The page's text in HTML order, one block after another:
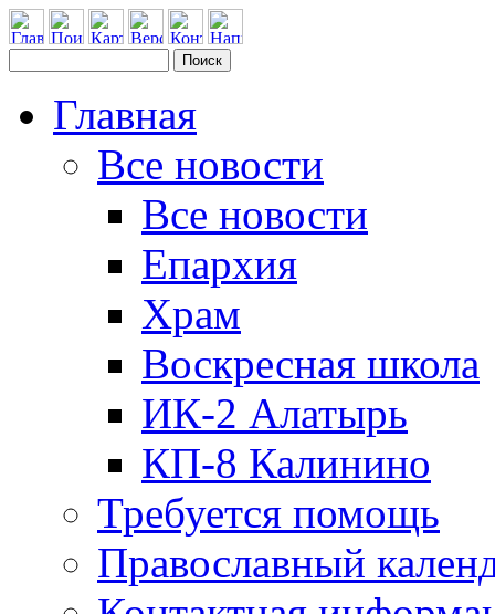
Главная
Все новости
Все новости
Епархия
Храм
Воскресная школа
ИК-2 Алатырь
КП-8 Калинино
Требуется помощь
Православный